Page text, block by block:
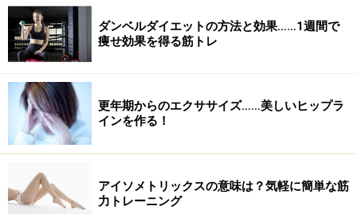
両方の踵をつけ、股関節から脚を外側に回して開くよう
に、つま先を45度に開きます。両手はカラダの横に開い
てリラックスしましょう。
膝は出来るだけ開いて行います
2.踵を離さずに股関節と膝を曲げ、膝を開きます。
3.1と2を12～15回繰り返し行いましょう。
ダンベルダイエットの方法と効果……1週間で
痩せ効果を得る筋トレ
更年期からのエクササイズ……美しいヒップラ
インを作る！
アイソメトリックスの意味は？気軽に簡単な筋
力トレーニング